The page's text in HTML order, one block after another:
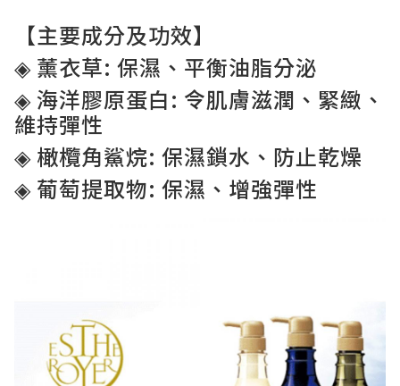
【主要成分及功效】
◈ 薰衣草: 保濕、平衡油脂分泌
◈ 海洋膠原蛋白: 令肌膚滋潤、緊緻、
維持彈性
◈ 橄欖角鯊烷: 保濕鎖水、防止乾燥
◈ 葡萄提取物: 保濕、增強彈性